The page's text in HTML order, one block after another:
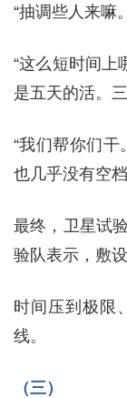
“抽调些人来嘛
“这么短时间上
是五天的活。
“我们帮你们干
也几乎没有空档
最终，卫星试
验队表示，敷
时间压到极限
线。
（三）